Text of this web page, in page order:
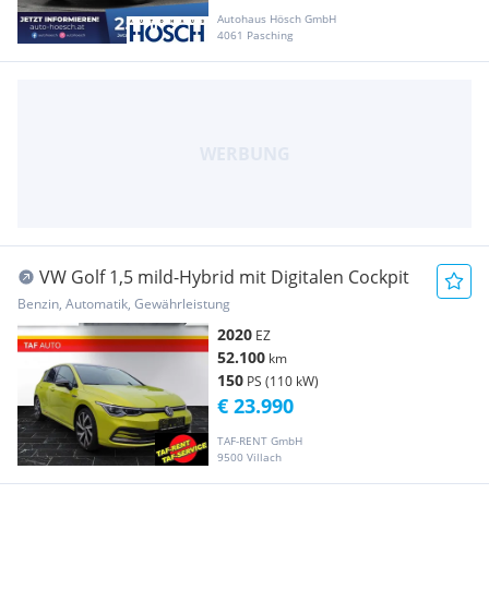
Autohaus Hösch GmbH
4061 Pasching
VW Golf 1,5 mild-Hybrid mit Digitalen Cockpit
Benzin, Automatik, Gewährleistung
2020 EZ
52.100 km
150 PS (110 kW)
TAF-RENT GmbH
9500 Villach
€ 23.990